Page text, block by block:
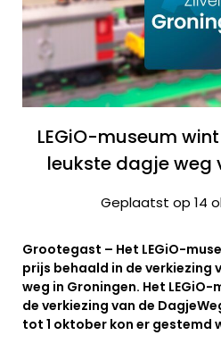
LEGiO-museum
leukste dagje weg
Geplaatst op 14
Grootegast – Het LEGiO-
prijs behaald in de verkiezing
weg in Groningen. Het
de verkiezing van de
tot 1 oktober kon er gestemd